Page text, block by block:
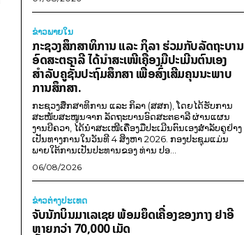
ຂ່າວພາຍ​ໃນ
ກະຊວງສຶກສາທິການ ແລະ ກິລາ ຮ່ວມກັບລັດຖະບານ
ອົດສະຕຣາລີ ໄດ້ນຳສະເໜີເຄື່ອງມືປະເມີນຕົນເອງ
ສຳລັບຄູຊັ້ນປະຖົມສຶກສາ ເພື່ອສົ່ງເສີມຄຸນນະພາບ
ການສຶກສາ.
ກະຊວງສຶກສາທິການ ແລະ ກິລາ (ສສກ), ໂດຍໄດ້ຮັບການ
ສະໜັບສະໜູນຈາກ ລັດຖະບານອົດສະຕຣາລີ ຜ່ານແຜນ
ງານບີຄວາ, ໄດ້ນຳສະເໜີເຄື່ອງມືປະເມີນຕົນເອງສຳລັບຄູຢ່າງ
ເປັນທາງການໃນວັນທີ 4 ສິງຫາ 2026. ກອງປະຊຸມແມ່ນ
ພາຍໃຕ້ການເປັນປະທານຂອງ ທ່ານ ປອ...
06/08/2026
ຂ່າວຕ່າງປະເທດ
ຈັບນັກບິນມາເລເຊຍ ພ້ອມຍຶດເຄື່ອງຂອງກາງ ຢາອີ
ຫຼາຍກວ່າ 70,000 ເມັດ